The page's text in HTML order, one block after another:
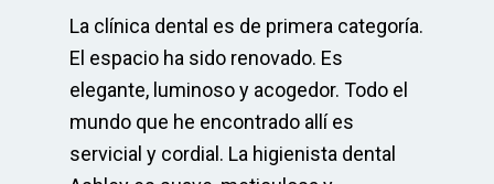
La clínica dental es de primera categoría.
El espacio ha sido renovado. Es
elegante, luminoso y acogedor. Todo el
mundo que he encontrado allí es
servicial y cordial. La higienista dental